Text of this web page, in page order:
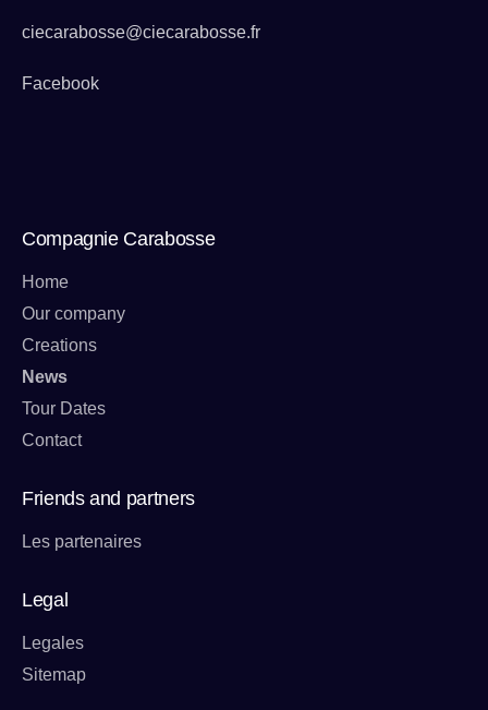
ciecarabosse@ciecarabosse.fr
Facebook
Compagnie Carabosse
Home
Our company
Creations
News
Tour Dates
Contact
Friends and partners
Les partenaires
Legal
Legales
Sitemap